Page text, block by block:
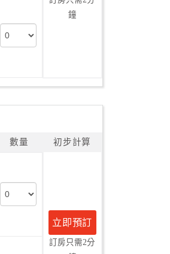
鐘
數量 初步計算
立即預訂
訂房只需2分